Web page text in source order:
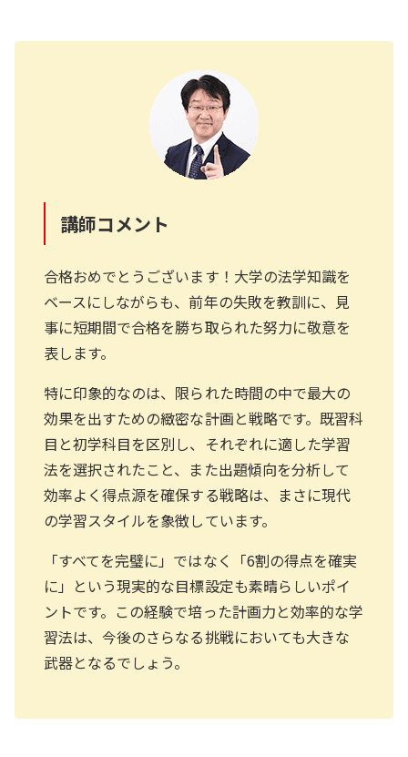
講師コメント
合格おめでとうございます！大学の法学知識を
ベースにしながらも、前年の失敗を教訓に、見
事に短期間で合格を勝ち取られた努力に敬意を
表します。
特に印象的なのは、限られた時間の中で最大の
効果を出すための緻密な計画と戦略です。既習科
目と初学科目を区別し、それぞれに適した学習
法を選択されたこと、また出題傾向を分析して
効率よく得点源を確保する戦略は、まさに現代
の学習スタイルを象徴しています。
「すべてを完璧に」ではなく「6割の得点を確実
に」という現実的な目標設定も素晴らしいポイ
ントです。この経験で培った計画力と効率的な学
習法は、今後のさらなる挑戦においても大きな
武器となるでしょう。